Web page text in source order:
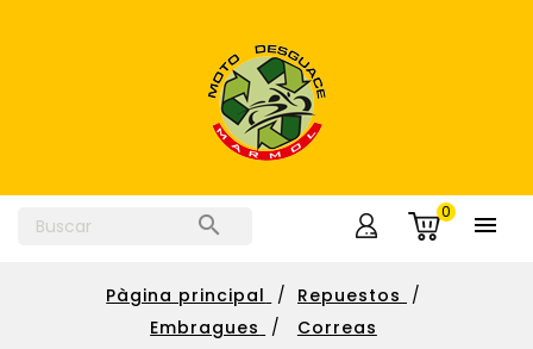
 
0
Pàgina principal
Repuestos
Embragues
Correas